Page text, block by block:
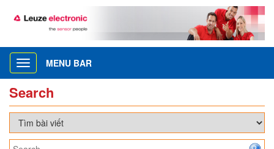
Toggle
navigation
MENU BAR
Search